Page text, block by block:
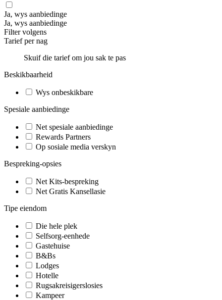
Ja, wys aanbiedinge
Ja, wys aanbiedinge
Filter volgens
Tarief per nag
Skuif die tarief om jou sak te pas
Beskikbaarheid
Wys onbeskikbare
Spesiale aanbiedinge
Net spesiale aanbiedinge
Rewards Partners
Op sosiale media verskyn
Bespreking-opsies
Net Kits-bespreking
Net Gratis Kansellasie
Tipe eiendom
Die hele plek
Selfsorg-eenhede
Gastehuise
B&Bs
Lodges
Hotelle
Rugsakreisigerslosies
Kampeer